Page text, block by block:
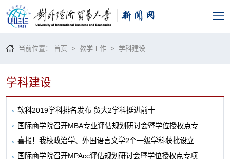
当前位置：首页 >教学工作 > 学科建设
学科建设
软科2019学科排名发布 贸大2学科挺进前十
国际商学院召开MBA专业评估规划研讨会暨学位授权点专...
喜报！我校政治学、外国语言文学2个一级学科获批设立...
国际商学院召开MPAcc评估规划研讨会暨学位授权点专项...